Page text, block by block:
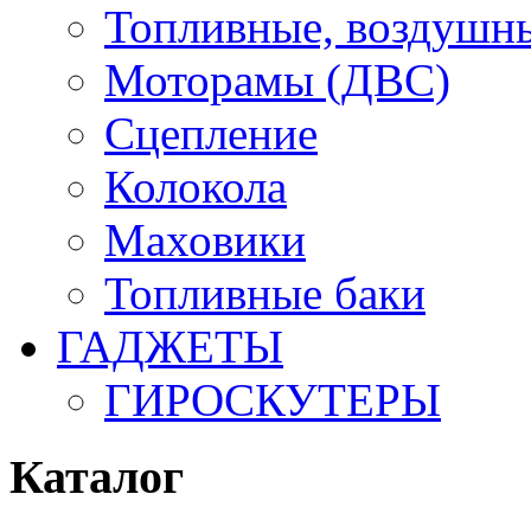
Топливные,
Моторамы (ДВС)
Сцепление
Колокола
Маховики
Топливные баки
ГАДЖЕТЫ
ГИРОСКУТЕРЫ
Каталог